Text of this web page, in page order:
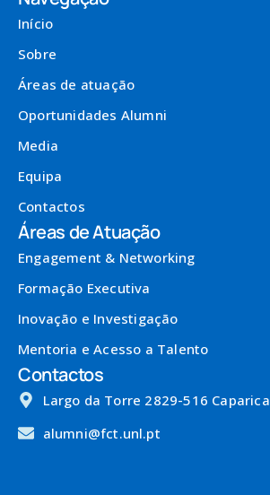
Início
Sobre
Áreas de atuação
Oportunidades Alumni
Media
Equipa
Contactos
Áreas de Atuação
Engagement & Networking
Formação Executiva
Inovação e Investigação
Mentoria e Acesso a Talento
Contactos
Largo da Torre 2829-516 Caparica
alumni@fct.unl.pt